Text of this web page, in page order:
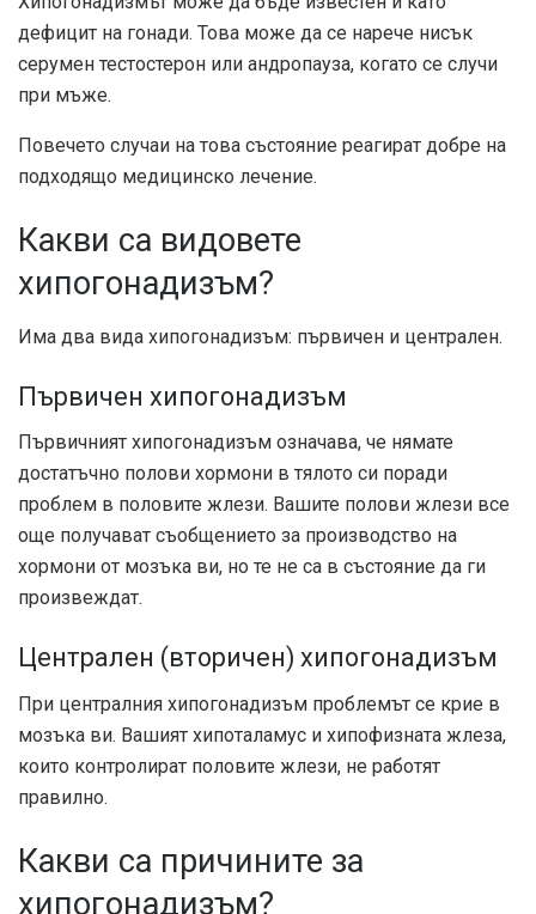
дефицит на гонади. Това може да се нарече нисък
серумен тестостерон или андропауза, когато се случи
при мъже.
Повечето случаи на това състояние реагират добре на
подходящо медицинско лечение.
Какви са видовете
хипогонадизъм?
Има два вида хипогонадизъм: първичен и централен.
Първичен хипогонадизъм
Първичният хипогонадизъм означава, че нямате
достатъчно полови хормони в тялото си поради
проблем в половите жлези. Вашите полови жлези все
още получават съобщението за производство на
хормони от мозъка ви, но те не са в състояние да ги
произвеждат.
Централен (вторичен) хипогонадизъм
При централния хипогонадизъм проблемът се крие в
мозъка ви. Вашият хипоталамус и хипофизната жлеза,
които контролират половите жлези, не работят
правилно.
Какви са причините за
хипогонадизъм?